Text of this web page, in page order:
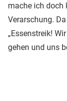
mache ich doch
Verarschung.
„Essenstreik!
gehen und uns